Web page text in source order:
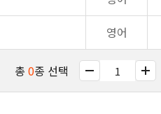
영어
총 0종 선택